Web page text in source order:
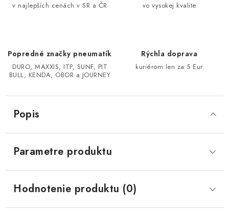
CF MOTO CFORCE X850/X1000
POLARIS SPORTSMAN RZR 1000
LINHAI 400/500/M550/650
TGB BLADE 600/1000 LT LTX
v najlepších cenách v SR a ČR vo vysokej kvalite
Popredné značky pneumatík
DURO, MAXXIS, ITP, SUNF, PIT
BULL, KENDA, OBOR a JOURNEY
Rýchla doprava
kuriérom len za 5 Eur
Popis
Parametre produktu
Hodnotenie produktu (0)